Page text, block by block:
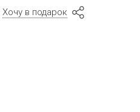
Хочу в подарок